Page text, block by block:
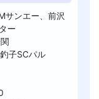
サンエー、前沢
ー
子SCパル